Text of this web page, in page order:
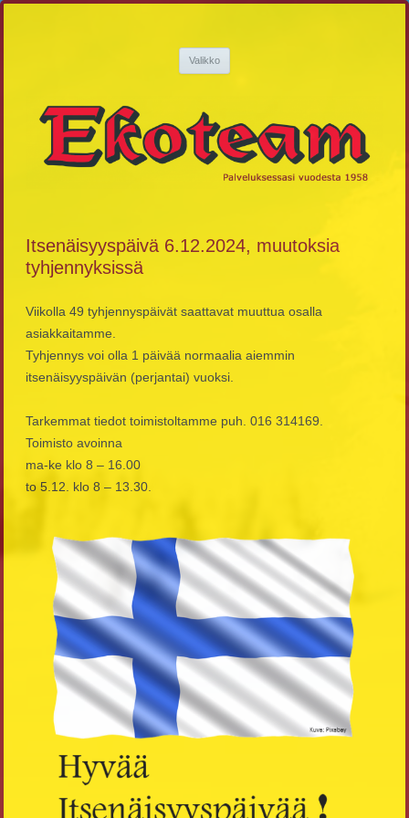
Valikko
Itsenäisyyspäivä 6.12.2024, muutoksia
tyhjennyksissä
Viikolla 49 tyhjennyspäivät saattavat muuttua osalla
asiakkaitamme.
Tyhjennys voi olla 1 päivää normaalia aiemmin
itsenäisyyspäivän (perjantai) vuoksi.
Tarkemmat tiedot toimistoltamme puh. 016 314169.
Toimisto avoinna
ma-ke klo 8 – 16.00
to 5.12. klo 8 – 13.30.